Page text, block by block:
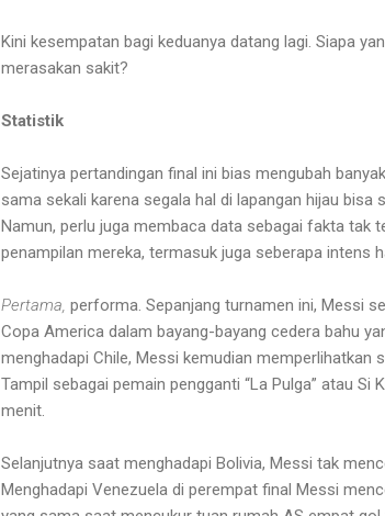
Kini kesempatan bagi keduanya datang lagi. Siapa
merasakan sakit?
Statistik
Sejatinya pertandingan final ini bias mengubah
sama sekali karena segala hal di lapangan hijau bisa
Namun, perlu juga membaca data sebagai fakta tak
penampilan mereka, termasuk juga seberapa intens
Pertama, performa. Sepanjang turnamen ini, Messi
Copa America dalam bayang-bayang cedera bahu
menghadapi Chile, Messi kemudian memperlihatkan
Tampil sebagai pemain pengganti “La Pulga” atau
menit.
Selanjutnya saat menghadapi Bolivia, Messi tak
Menghadapi Venezuela di perempat final Messi